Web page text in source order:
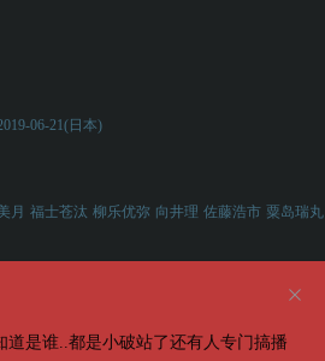
道是谁..都是小破站了还有人专门搞播
06-21(日本)
月 福士苍汰 柳乐优弥 向井理 佐藤浩市 粟岛瑞丸